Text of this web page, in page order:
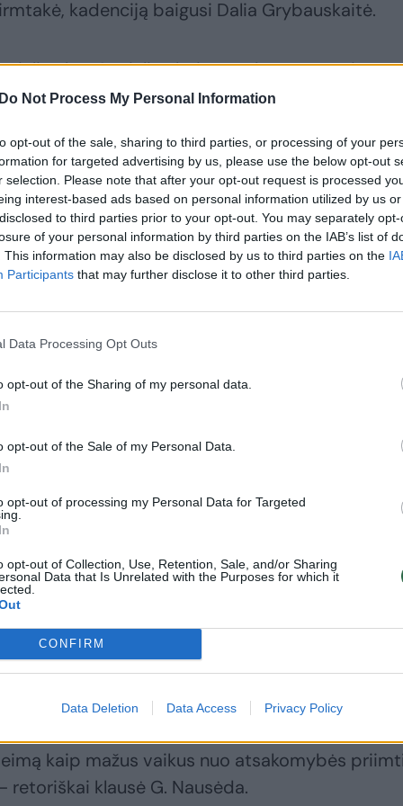
Do Not Process My Personal Information
opt-out of the sale, sharing to third parties, or processing of your
for targeted advertising by us, please use the below opt-out
selection. Please note that after your opt-out request is processed
interest-based ads based on personal information utilized by us
to third parties prior to your opt-out. You may separately
of your personal information by third parties on the IAB’s list of
This information may also be disclosed by us to third parties on the
Participants that may further disclose it to other third parties.
Data Processing Opt Outs
opt-out of the Sharing of my personal data.
opt-out of the Sale of my Personal Data.
opt-out of processing my Personal Data for Targeted
opt-out of Collection, Use, Retention, Sale, and/or Sharing
Data that Is Unrelated with the Purposes for which it
CONFIRM
Data Deletion Data Access Privacy Policy
kadenciją baigusi Dalia Grybauskaitė.
lytį. Socialinė lytis, gender, yra paminėta
lytis (konvencijoje – ELTA) paminėta vieną
šį teikimą ratifikuoti konvenciją“, – tikino
nematąs pagrindo taip elgtis.
Suskaičiavo, kiek
jau atidavė
balsus: norinčiųjų
kai kur
ir po 20 val.
Propagandiniame
Baltarusijos kanale
interviu:
kandidatas į
paaiškino, kas įvyko
kaip mažus vaikus nuo atsakomybės
retoriškai klausė G. Nausėda.